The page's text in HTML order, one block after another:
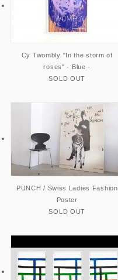
Cy Twombly "In the storm of
roses" - Blue -
SOLD OUT
PUNCH / Swiss Ladies Fashion
Poster
SOLD OUT